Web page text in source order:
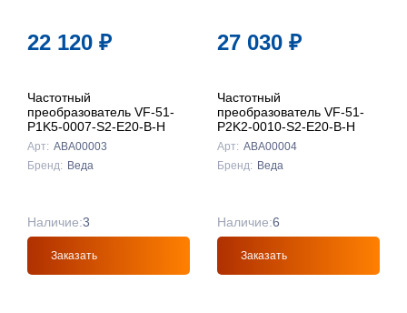
22 120 ₽
Частотный
преобразователь VF-51-
P1K5-0007-S2-E20-B-H
Арт: ABA00003
Бренд: Веда
Наличие:3
Заказать
27 030 ₽
Частотный
преобразователь VF-51-
P2K2-0010-S2-E20-B-H
Арт: ABA00004
Бренд: Веда
Наличие:6
Заказать